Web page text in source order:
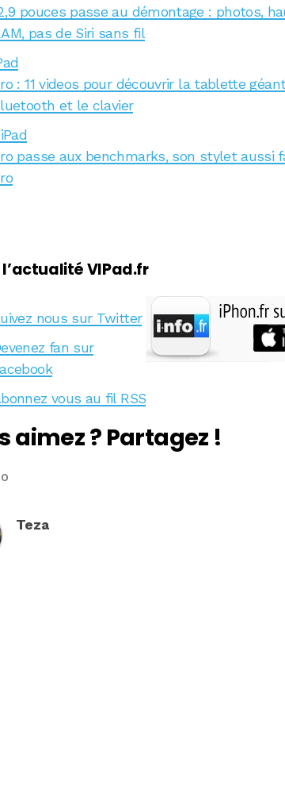
pouces passe au démontage : photos,
pas de Siri sans fil
: 11 videos pour découvrir la tablette
et le clavier
passe aux benchmarks, son stylet aussi
l’actualité VIPad.fr
nous sur Twitter
fan sur
vous au fil RSS
aimez ? Partagez !
Teza